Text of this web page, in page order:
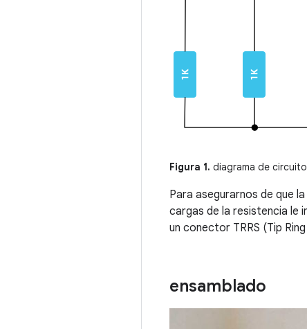
Figura 1. diagrama de circuito
Para asegurarnos de que
cargas de la resistencia le
un conector TRRS (Tip
ensamblado